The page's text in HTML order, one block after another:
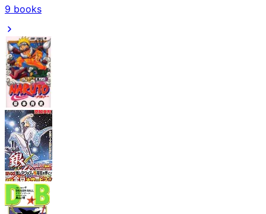
9 books